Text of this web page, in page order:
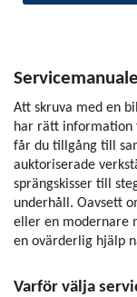
Att skruva med en
har rätt information
får du tillgång till
auktoriserade
sprängskisser till
underhåll. Oavsett
eller en modernare
en ovärderlig hjälp
Varför välja